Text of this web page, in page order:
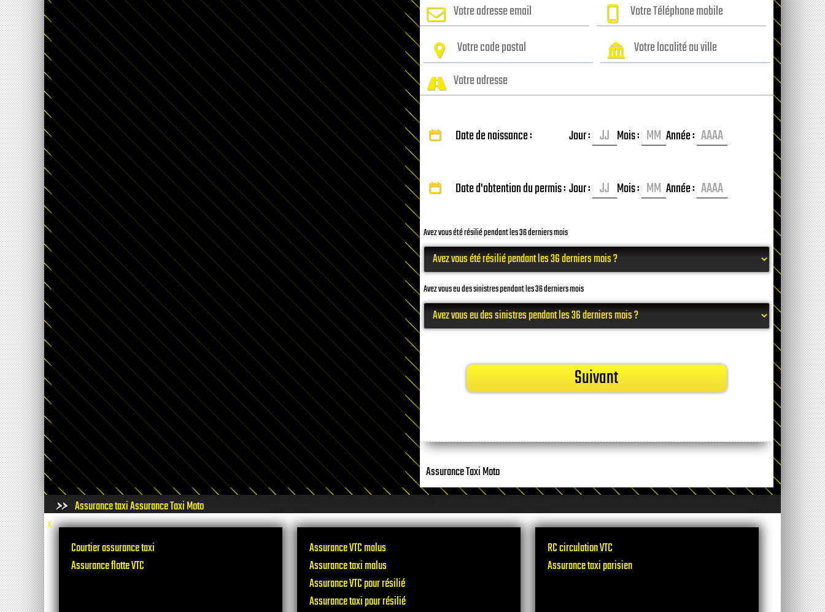
Date de naissance : Jour : Mois : Année :
Date d'obtention du permis :Jour : Mois : Année :
Avez vous été résilié pendant les 36 derniers mois
Avez vous eu des sinistres pendant les 36 derniers mois
Suivant
Assurance Taxi Moto
Assurance taxiAssurance Taxi Moto
x
Courtier assurance taxi
Assurance flotte VTC
Assurance VTC malus
Assurance taxi malus
Assurance VTC pour résilié
Assurance taxi pour résilié
RC circulation VTC
Assurance taxi parisien